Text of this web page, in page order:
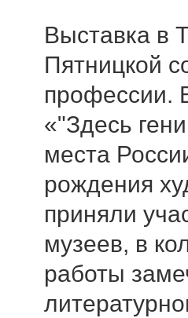
Выставка в
Пятницкой
профессии.
«"Здесь
места
рождения
приняли
музеев, в
работы